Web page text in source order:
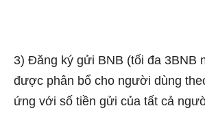
3) Đăng ký gửi BNB (tối đa 3BNB
được phân bổ cho người dùng
ứng với số tiền gửi của tất cả